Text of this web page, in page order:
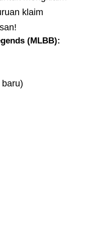
klaim
(MLBB):